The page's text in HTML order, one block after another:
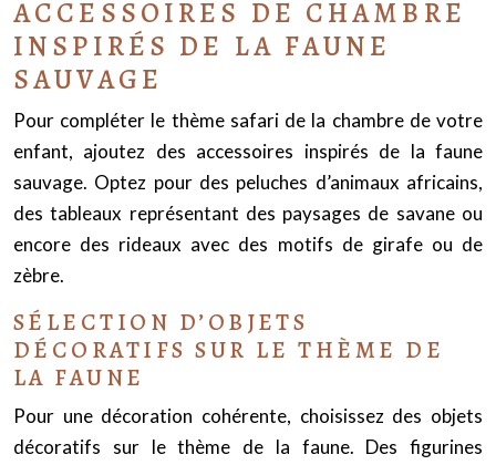
ACCESSOIRES DE CHAMBRE
INSPIRÉS DE LA FAUNE
SAUVAGE
Pour compléter le thème safari de la chambre de votre
enfant, ajoutez des accessoires inspirés de la faune
sauvage. Optez pour des peluches d’animaux africains,
des tableaux représentant des paysages de savane ou
encore des rideaux avec des motifs de girafe ou de
zèbre.
SÉLECTION D’OBJETS
DÉCORATIFS SUR LE THÈME DE
LA FAUNE
Pour une décoration cohérente, choisissez des objets
décoratifs sur le thème de la faune. Des figurines